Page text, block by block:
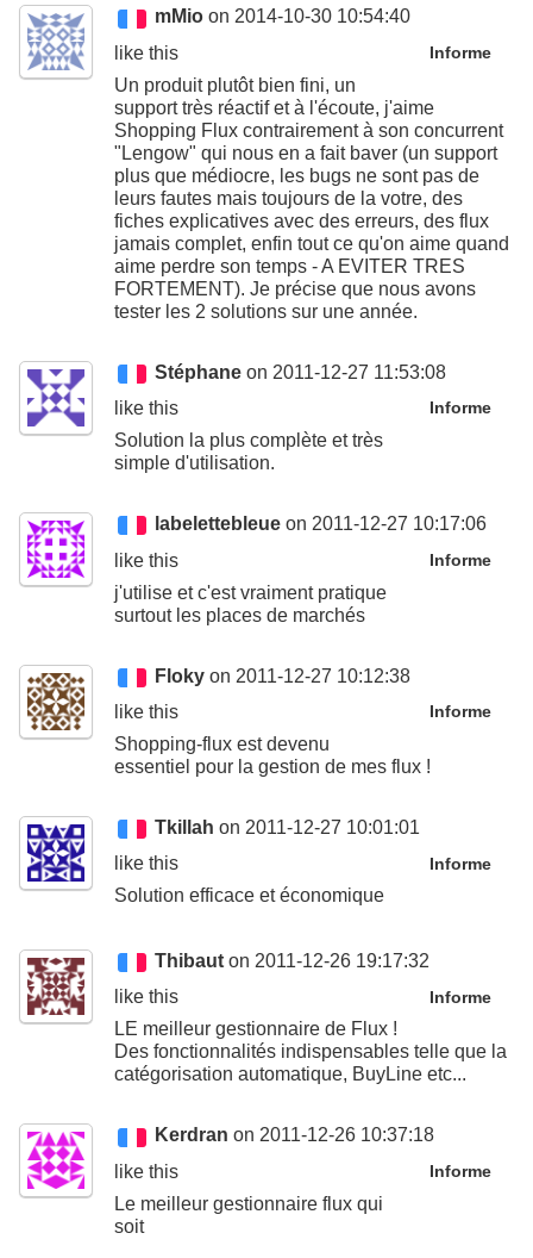
mMio on 2014-10-30 10:54:40
Informe
like this
Un produit plutôt bien fini, un
support très réactif et à l'écoute, j'aime
Shopping Flux contrairement à son concurrent
"Lengow" qui nous en a fait baver (un support
plus que médiocre, les bugs ne sont pas de
leurs fautes mais toujours de la votre, des
fiches explicatives avec des erreurs, des flux
jamais complet, enfin tout ce qu'on aime quand
aime perdre son temps - A EVITER TRES
FORTEMENT). Je précise que nous avons
tester les 2 solutions sur une année.
Stéphane on 2011-12-27 11:53:08
Informe
like this
Solution la plus complète et très
simple d'utilisation.
labelettebleue on 2011-12-27 10:17:06
Informe
like this
j'utilise et c'est vraiment pratique
surtout les places de marchés
Floky on 2011-12-27 10:12:38
Informe
like this
Shopping-flux est devenu
essentiel pour la gestion de mes flux !
Tkillah on 2011-12-27 10:01:01
Informe
like this
Solution efficace et économique
Thibaut on 2011-12-26 19:17:32
Informe
like this
LE meilleur gestionnaire de Flux !
Des fonctionnalités indispensables telle que la
catégorisation automatique, BuyLine etc...
Kerdran on 2011-12-26 10:37:18
Informe
like this
Le meilleur gestionnaire flux qui
soit